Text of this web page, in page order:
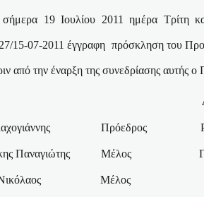
19 Ιουλίου 2011 ημέρα Τρίτη
15-07-2011 έγγραφη πρόσκληση του
από την έναρξη της συνεδρίασης αυτής
Πρόεδρος
Παναγιώτης Μέλος
Μέλος